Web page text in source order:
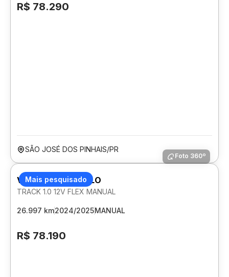
R$ 78.290
SÃO JOSÉ DOS PINHAIS/PR
Mais pesquisado
Foto 360º
VOLKSWAGEN POLO
TRACK 1.0 12V FLEX MANUAL
26.997 km2024/2025MANUAL
R$ 78.190